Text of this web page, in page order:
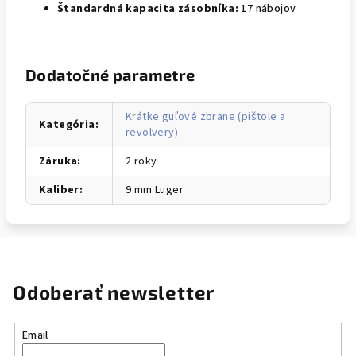
Štandardná kapacita zásobníka: 17 nábojov
Dodatočné parametre
Kategória:
Krátke guľové zbrane (pištole a
revolvery)
Záruka:
2 roky
Kaliber: 9 mm Luger
Odoberať newsletter
Email